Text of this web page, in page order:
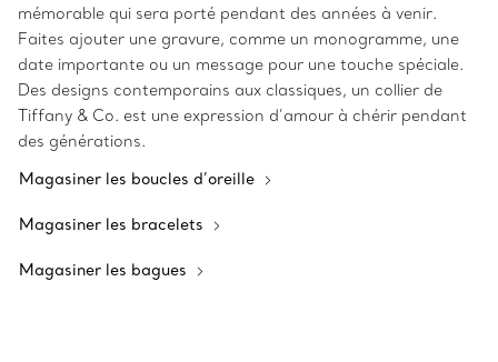
mémorable qui sera porté pendant des années à venir.
Faites ajouter une gravure, comme un monogramme, une
date importante ou un message pour une touche spéciale.
Des designs contemporains aux classiques, un collier de
Tiffany & Co. est une expression d’amour à chérir pendant
des générations.
Magasiner les boucles d’oreille
Magasiner les bracelets
Magasiner les bagues